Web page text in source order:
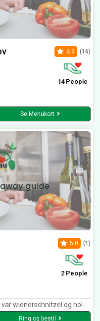
4.9 (16)
14 People
Se Menukort
5.0 (1)
2 People
smagte det godt. Det kan klart anbefales. Alt i top!
Ring og bestil